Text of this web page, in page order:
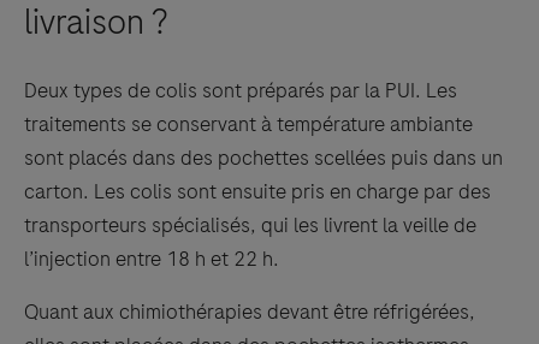
livraison ?
Deux types de colis sont préparés par la PUI. Les
traitements se conservant à température ambiante
sont placés dans des pochettes scellées puis dans un
carton. Les colis sont ensuite pris en charge par des
transporteurs spécialisés, qui les livrent la veille de
l’injection entre 18 h et 22 h.
Quant aux chimiothérapies devant être réfrigérées,